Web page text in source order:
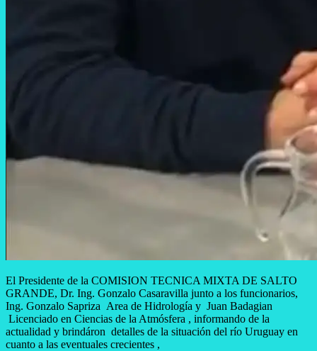
El Presidente de la COMISION TECNICA MIXTA DE SALTO
GRANDE, Dr. Ing. Gonzalo Casaravilla junto a los funcionarios,
Ing. Gonzalo Sapriza Area de Hidrología y Juan Badagian
Licenciado en Ciencias de la Atmósfera , informando de la
actualidad y brindáron detalles de la situación del río Uruguay en
cuanto a las eventuales crecientes ,